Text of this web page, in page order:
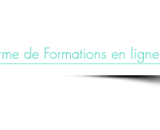
de Formations en ligne